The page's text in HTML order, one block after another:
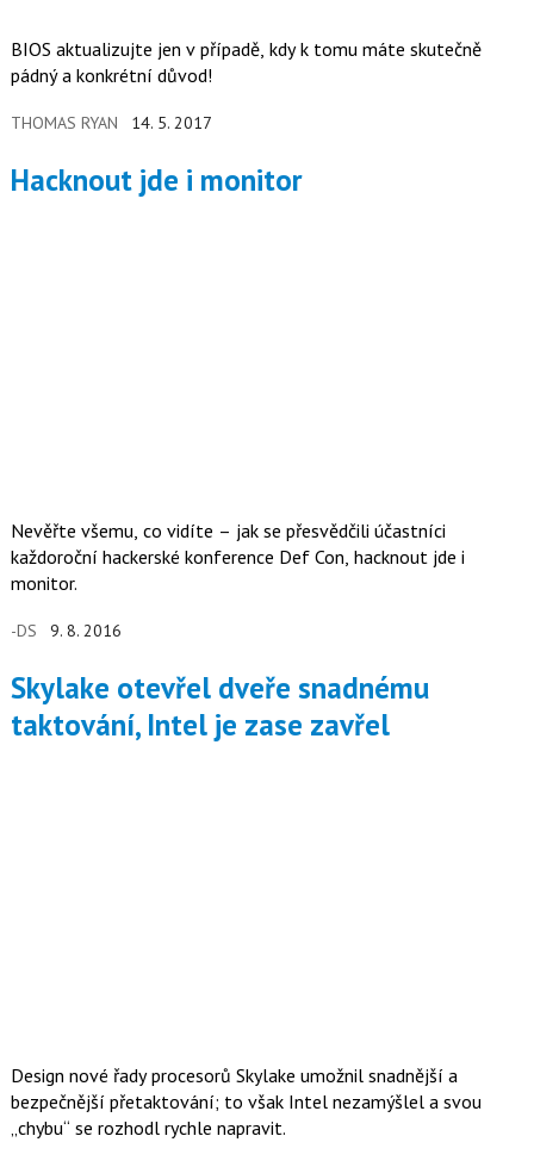
BIOS aktualizujte jen v případě, kdy k tomu máte skutečně
pádný a konkrétní důvod!
THOMAS RYAN 14. 5. 2017
Hacknout jde i monitor
Nevěřte všemu, co vidíte – jak se přesvědčili účastníci
každoroční hackerské konference Def Con, hacknout jde i
monitor.
-DS 9. 8. 2016
Skylake otevřel dveře snadnému
taktování, Intel je zase zavřel
Design nové řady procesorů Skylake umožnil snadnější a
bezpečnější přetaktování; to však Intel nezamýšlel a svou
„chybu“ se rozhodl rychle napravit.